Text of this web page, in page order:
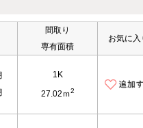
間取り
専有面積
お気に入
1K
27.02ｍ2